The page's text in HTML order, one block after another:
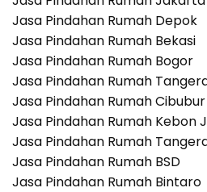
Jasa Pindahan Rumah Depok
Jasa Pindahan Rumah Bekasi
Jasa Pindahan Rumah Bogor
Jasa Pindahan Rumah
Jasa Pindahan Rumah Cibubur
Jasa Pindahan Rumah Kebon
Jasa Pindahan Rumah
Jasa Pindahan Rumah BSD
Jasa Pindahan Rumah Bintaro